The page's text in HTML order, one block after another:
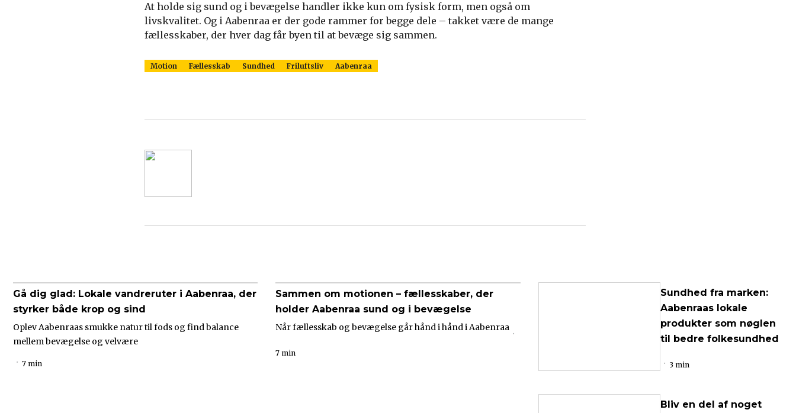
At holde sig sund og i bevægelse handler ikke kun om fysisk form, men også om
livskvalitet. Og i Aabenraa er der gode rammer for begge dele – takket være de mange
fællesskaber, der hver dag får byen til at bevæge sig sammen.
Motion Fællesskab Sundhed Friluftsliv Aabenraa
Gå dig glad: Lokale vandreruter i Aabenraa, der
styrker både krop og sind
Oplev Aabenraas smukke natur til fods og find balance
mellem bevægelse og velvære
7 min
Sammen om motionen – fællesskaber, der
holder Aabenraa sund og i bevægelse
Når fællesskab og bevægelse går hånd i hånd i Aabenraa
7 min
Sundhed fra marken:
Aabenraas lokale
produkter som nøglen
til bedre folkesundhed
3 min
Bliv en del af noget